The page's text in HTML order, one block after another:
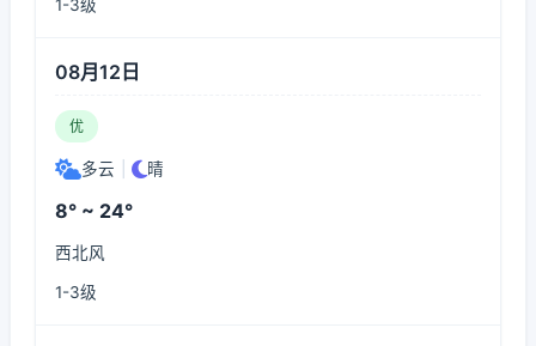
1-3级
08月12日
优
多云 晴
8° ~ 24°
西北风
1-3级